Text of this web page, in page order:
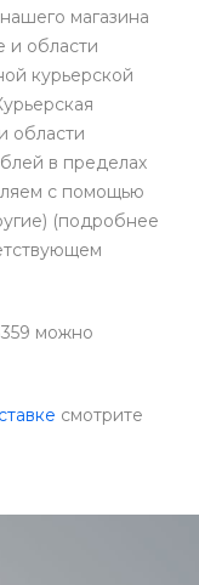
магазина
и области
курьерской
области
в пределах
с помощью
(подробнее
можно
смотрите